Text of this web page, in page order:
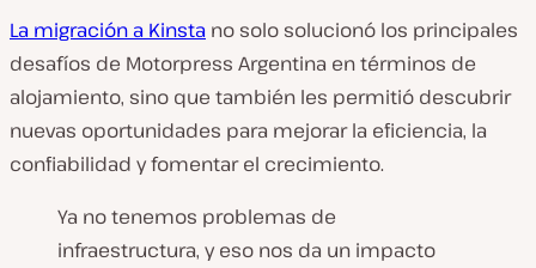
La migración a Kinsta no solo solucionó los principales
desafíos de Motorpress Argentina en términos de
alojamiento, sino que también les permitió descubrir
nuevas oportunidades para mejorar la eficiencia, la
confiabilidad y fomentar el crecimiento.
Ya no tenemos problemas de
infraestructura, y eso nos da un impacto